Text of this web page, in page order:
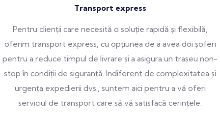
Transport express
Pentru clienții care necesită o soluție rapidă și flexibilă,
oferim transport express, cu opțiunea de a avea doi șoferi
pentru a reduce timpul de livrare și a asigura un traseu non-
stop în condiții de siguranță. Indiferent de complexitatea și
urgența expedierii dvs., suntem aici pentru a vă oferi
serviciul de transport care să vă satisfacă cerințele.